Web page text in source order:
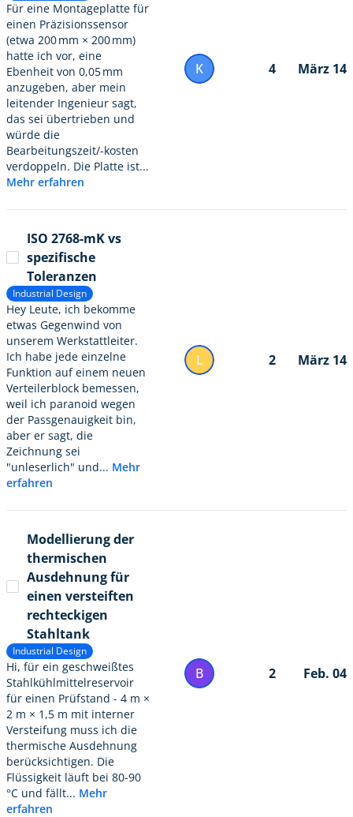
Für eine Montageplatte für
einen Präzisionssensor
(etwa 200 mm × 200 mm)
hatte ich vor, eine
Ebenheit von 0,05 mm
anzugeben, aber mein
leitender Ingenieur sagt,
das sei übertrieben und
würde die
Bearbeitungszeit/-kosten
verdoppeln. Die Platte ist...
Mehr erfahren
K 4 März 14
ISO 2768-mK vs
spezifische
Toleranzen
Industrial Design
Hey Leute, ich bekomme
etwas Gegenwind von
unserem Werkstattleiter.
Ich habe jede einzelne
Funktion auf einem neuen
Verteilerblock bemessen,
weil ich paranoid wegen
der Passgenauigkeit bin,
aber er sagt, die
Zeichnung sei
"unleserlich" und... Mehr
erfahren
L 2 März 14
Modellierung der
thermischen
Ausdehnung für
einen versteiften
rechteckigen
Stahltank
Industrial Design
Hi, für ein geschweißtes
Stahlkühlmittelreservoir
für einen Prüfstand - 4 m ×
2 m × 1,5 m mit interner
Versteifung muss ich die
thermische Ausdehnung
berücksichtigen. Die
Flüssigkeit läuft bei 80-90
°C und fällt... Mehr
erfahren
B 2 Feb. 04